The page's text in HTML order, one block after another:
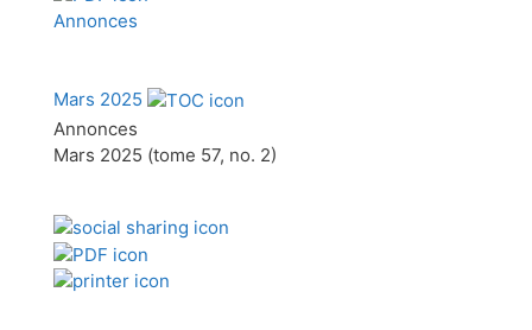
Annonces
Mars 2025
Annonces
Mars 2025 (tome 57, no. 2)